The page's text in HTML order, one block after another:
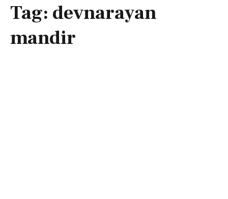
Tag: devnarayan
mandir